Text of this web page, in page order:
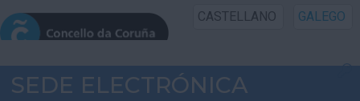
CASTELLANO GALEGO
INICIO SEDE
SEDE ELECTRÓNICA